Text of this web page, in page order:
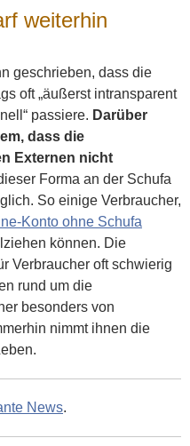
weiterhin
geschrieben, dass die
oft „äußerst intransparent
passiere. Darüber
dass die
Externen nicht
Forma an der Schufa
So einige Verbraucher,
Konto ohne Schufa
können. Die
Verbraucher oft schwierig
rund um die
besonders von
nimmt ihnen die
News.